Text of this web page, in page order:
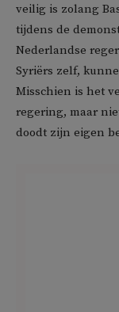
veilig is zolang
tijdens de
Nederlandse
Syriërs zelf,
Misschien is het
regering, maar
doodt zijn eigen